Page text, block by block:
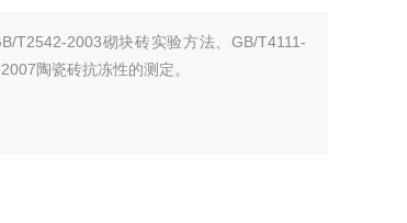
T2542-2003砌块砖实验方法、GB/T4111-
陶瓷砖抗冻性的测定。